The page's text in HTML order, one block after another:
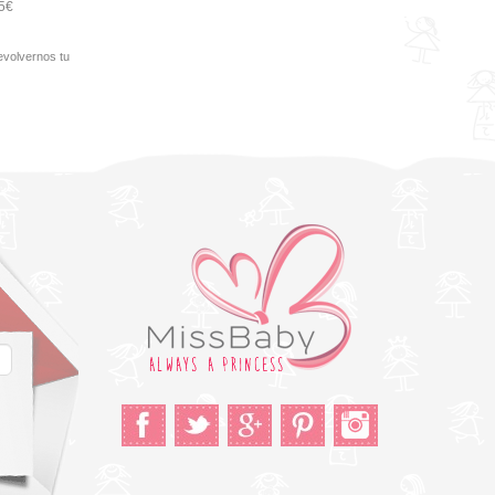
tu